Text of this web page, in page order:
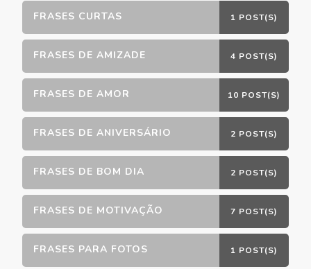
FRASES CURTAS 1 POST(S)
FRASES DE AMIZADE 4 POST(S)
FRASES DE AMOR 10 POST(S)
FRASES DE ANIVERSÁRIO 2 POST(S)
FRASES DE BOM DIA 2 POST(S)
FRASES DE MOTIVAÇÃO 7 POST(S)
FRASES PARA FOTOS 1 POST(S)